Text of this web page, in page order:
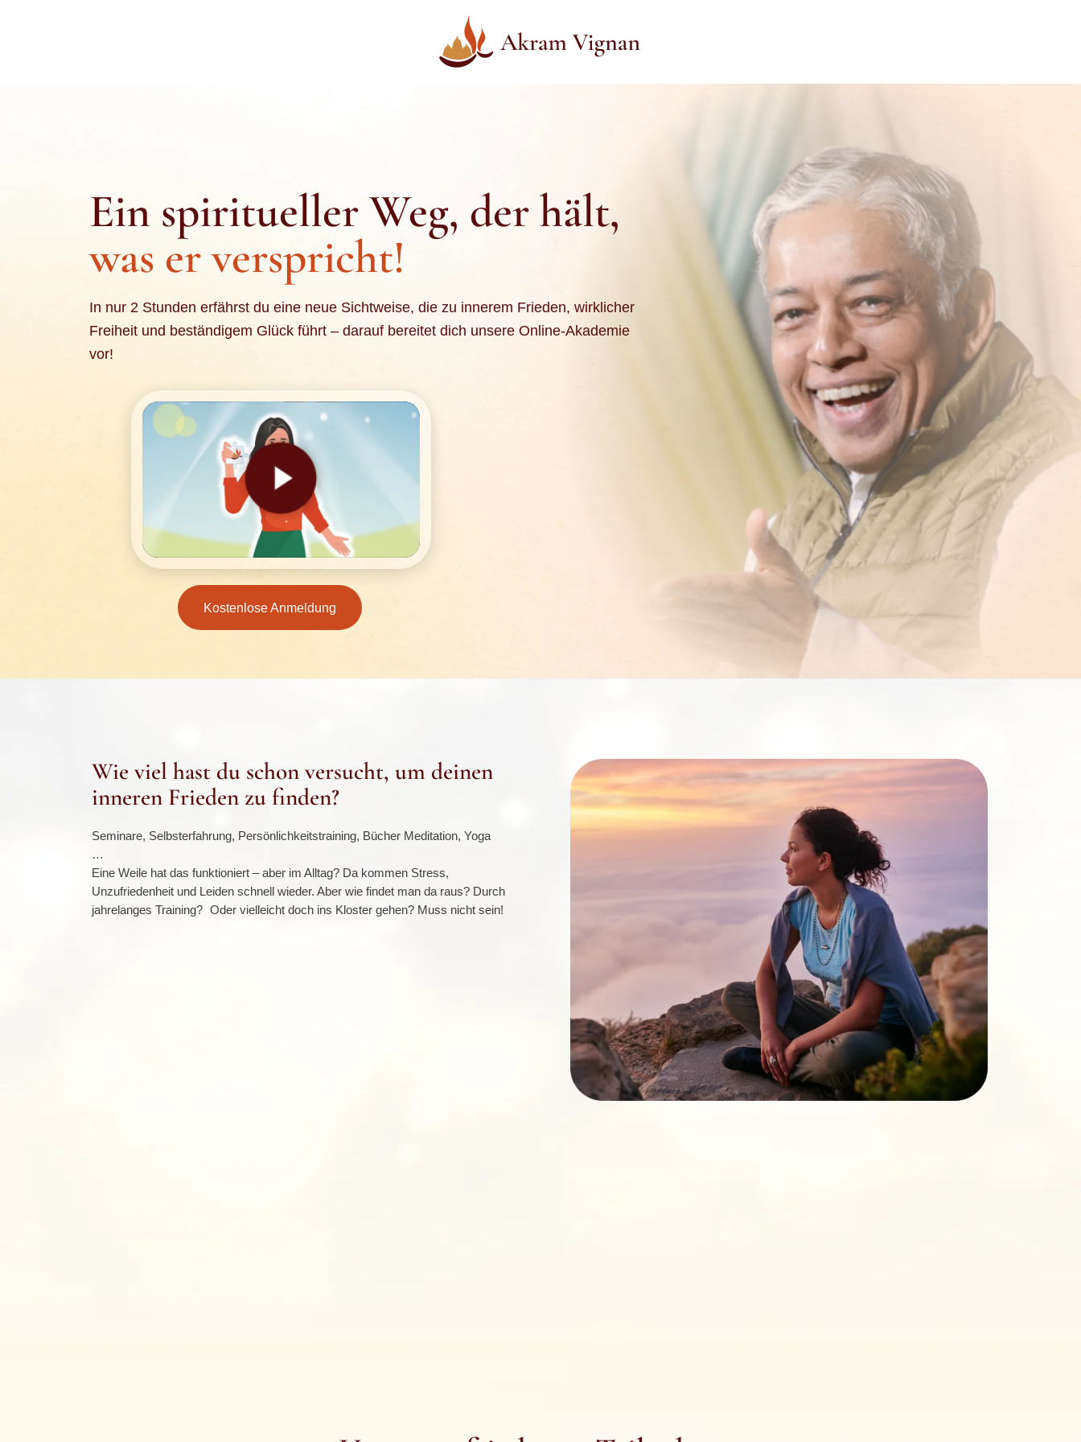
Ein spiritueller Weg, der hält,
was er verspricht!
In nur 2 Stunden erfährst du eine neue Sichtweise, die zu innerem Frieden, wirklicher
Freiheit und beständigem Glück führt – darauf bereitet dich unsere Online-Akademie
vor!
Kostenlose Anmeldung
Wie viel hast du schon versucht, um deinen
inneren Frieden zu finden?
Seminare, Selbsterfahrung, Persönlichkeitstraining, Bücher Meditation, Yoga
…
Eine Weile hat das funktioniert – aber im Alltag? Da kommen Stress,
Unzufriedenheit und Leiden schnell wieder. Aber wie findet man da raus? Durch
jahrelanges Training? Oder vielleicht doch ins Kloster gehen? Muss nicht sein!